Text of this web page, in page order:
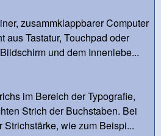
zusammklappbarer Computer
aus Tastatur, Touchpad oder
und dem Innenlebe...
im Bereich der Typografie,
Strich der Buchstaben. Bei
wie zum Beispi...